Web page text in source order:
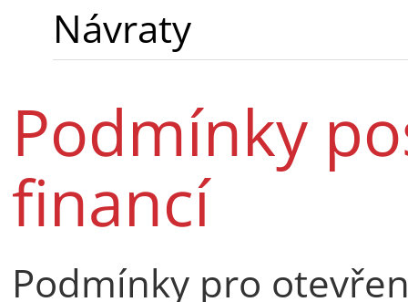
Návraty
Podmínky
financí
Podmínky pro